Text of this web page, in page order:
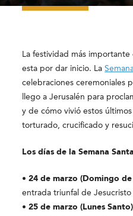
La festividad más
esta por dar inicio. La
celebraciones ceremoniales
llego a Jerusalén para
y de cómo vivió estos
torturado, crucificado y
Los días de la Semana
• 24 de marzo (Domingo de
entrada triunfal de Jesucristo
• 25 de marzo (Lunes